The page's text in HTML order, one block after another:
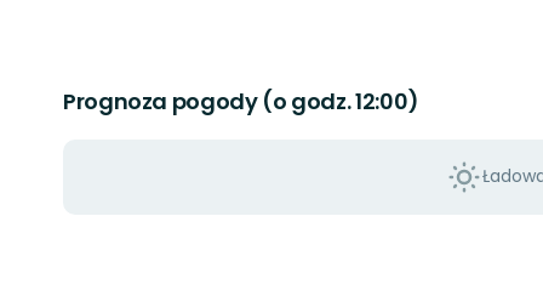
Prognoza pogody (o godz. 12:00)